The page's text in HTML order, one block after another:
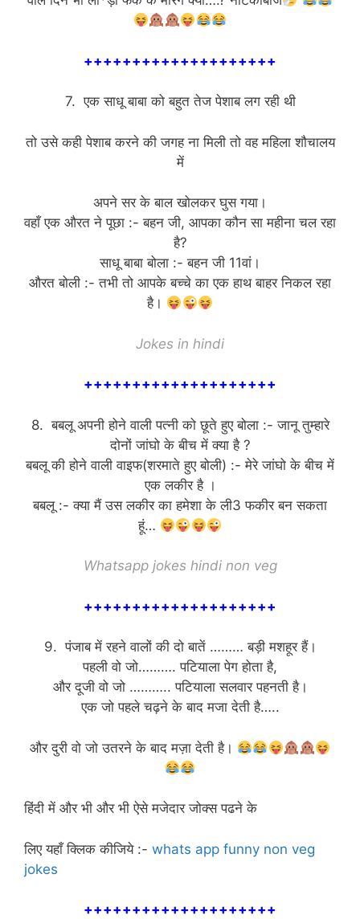
++++++++++++++++++++
7. एक साधू बाबा को बहुत तेज पेशाब लग रही थी
तो उसे कही पेशाब करने की जगह ना मिली तो वह महिला शौचालय
में
अपने सर के बाल खोलकर घुस गया।
वहाँ एक औरत ने पूछा :- बहन जी, आपका कौन सा महीना चल रहा
है?
साधू बाबा बोला :- बहन जी 11वां।
औरत बोली :- तभी तो आपके बच्चे का एक हाथ बाहर निकल रहा
है।
Jokes in hindi
++++++++++++++++++++
8. बबलू अपनी होने वाली पत्नी को छूते हुए बोला :- जानू तुम्हारे
दोनों जांघो के बीच में क्या है ?
बबलू की होने वाली वाइफ(शरमाते हुए बोली) :- मेरे जांघो के बीच में
एक लकीर है ।
बबलू :- क्या मैं उस लकीर का हमेशा के ली3 फकीर बन सकता
हूं…
Whatsapp jokes hindi non veg
++++++++++++++++++++
9. पंजाब में रहने वालों की दो बातें ……… बड़ी मशहूर हैं।
पहली वो जो………. पटियाला पेग होता है,
और दूजी वो जो ……….. पटियाला सलवार पहनती है।
एक जो पहले चढ़ने के बाद मजा देती है…..
और दुरी वो जो उतरने के बाद मज़ा देती है।
हिंदी में और भी और भी ऐसे मजेदार जोक्स पढने के
लिए यहाँ क्लिक कीजिये :- whats app funny non veg
jokes
++++++++++++++++++++